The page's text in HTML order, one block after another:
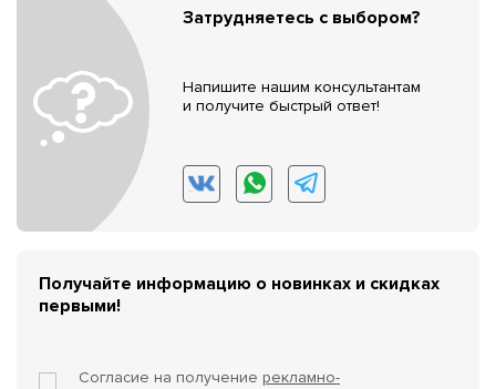
Затрудняетесь с выбором?
Напишите нашим консультантам
и получите быстрый ответ!
Получайте информацию о новинках и скидках
первыми!
Согласие на получение рекламно-